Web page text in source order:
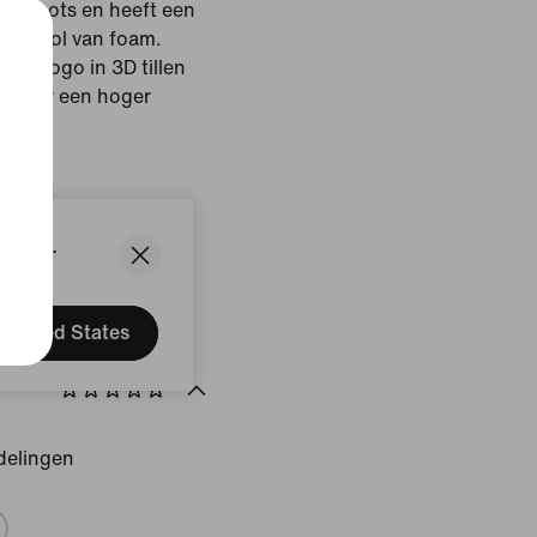
United States
roots en heeft een
van foam.
logo in 3D tillen
naar een hoger